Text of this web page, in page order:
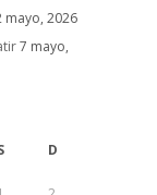
mayo, 2026
7 mayo,
D